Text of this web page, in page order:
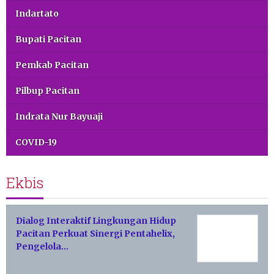
Indartato
Bupati Pacitan
Pemkab Pacitan
Pilbup Pacitan
Indrata Nur Bayuaji
COVID-19
Ekbis
Dialog Interaktif Lingkungan Hidup
Pacitan Perkuat Sinergi Pentahelix,
Pengelola…